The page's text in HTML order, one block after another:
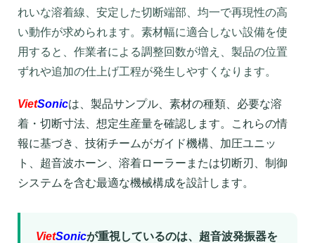
れいな溶着線、安定した切断端部、均一で再現性の高
い動作が求められます。素材幅に適合しない設備を使
用すると、作業者による調整回数が増え、製品の位置
ずれや追加の仕上げ工程が発生しやすくなります。
VietSonicは、製品サンプル、素材の種類、必要な溶
着・切断寸法、想定生産量を確認します。これらの情
報に基づき、技術チームがガイド機構、加圧ユニッ
ト、超音波ホーン、溶着ローラーまたは切断刃、制御
システムを含む最適な機械構成を設計します。
VietSonicが重視しているのは、超音波発振器を